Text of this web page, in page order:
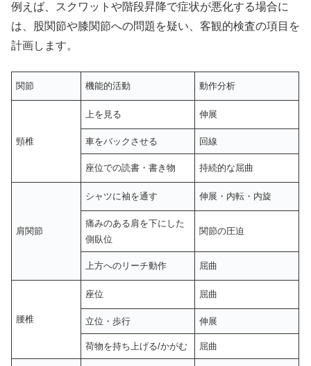
例えば、スクワットや階段昇降で症状が悪化する場合に
は、股関節や膝関節への問題を疑い、客観的検査の項目を
計画します。
関節 機能的活動 動作分析
頸椎
上を見る 伸展
車をバックさせる 回線
座位での読書・書き物 持続的な屈曲
肩関節
シャツに袖を通す 伸展・内転・内旋
痛みのある肩を下にした
側臥位
関節の圧迫
上方へのリーチ動作 屈曲
腰椎
座位 屈曲
立位・歩行 伸展
荷物を持ち上げる/かがむ 屈曲